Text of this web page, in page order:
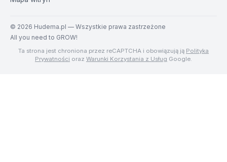
© 2026 Hudema.pl — Wszystkie prawa zastrzeżone
All you need to GROW!
Ta strona jest chroniona przez reCAPTCHA i obowiązują ją Polityka
Prywatności oraz Warunki Korzystania z Usług Google.